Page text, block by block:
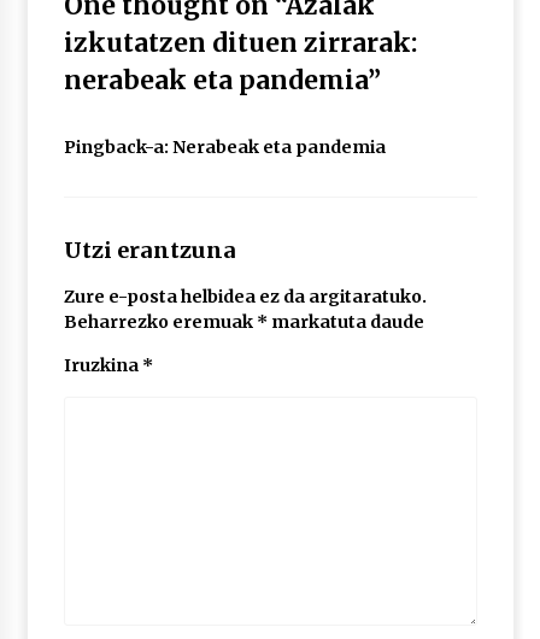
izkutatzen dituen zirrarak:
nerabeak eta pandemia”
Pingback-a: Nerabeak eta pandemia
Utzi erantzuna
Zure e-posta helbidea ez da argitaratuko.
Beharrezko eremuak * markatuta daude
Iruzkina *